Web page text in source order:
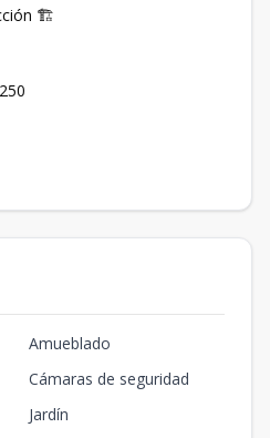
🏗️
Amueblado
Cámaras de seguridad
Jardín